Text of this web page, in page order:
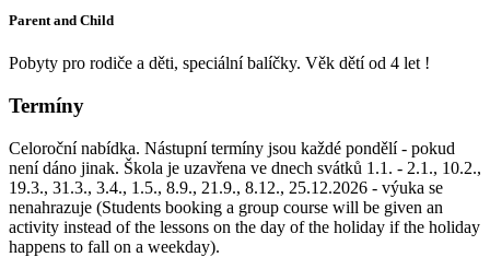
Parent and Child
Pobyty pro rodiče a děti, speciální balíčky. Věk dětí od 4 let !
Termíny
Celoroční nabídka. Nástupní termíny jsou každé pondělí - pokud
není dáno jinak. Škola je uzavřena ve dnech svátků 1.1. - 2.1., 10.2.,
19.3., 31.3., 3.4., 1.5., 8.9., 21.9., 8.12., 25.12.2026 - výuka se
nenahrazuje (Students booking a group course will be given an
activity instead of the lessons on the day of the holiday if the holiday
happens to fall on a weekday).